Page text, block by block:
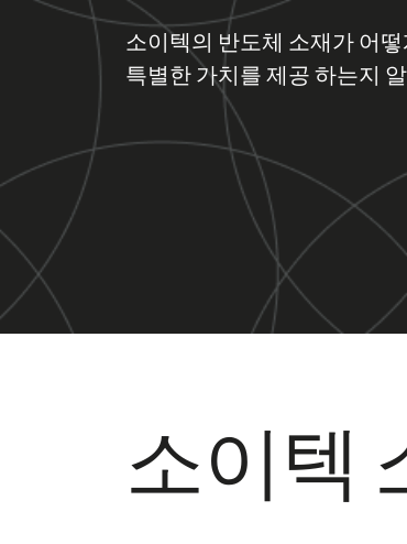
소이텍의 반도체 소재가 어
특별한 가치를 제공 하는지
소이텍